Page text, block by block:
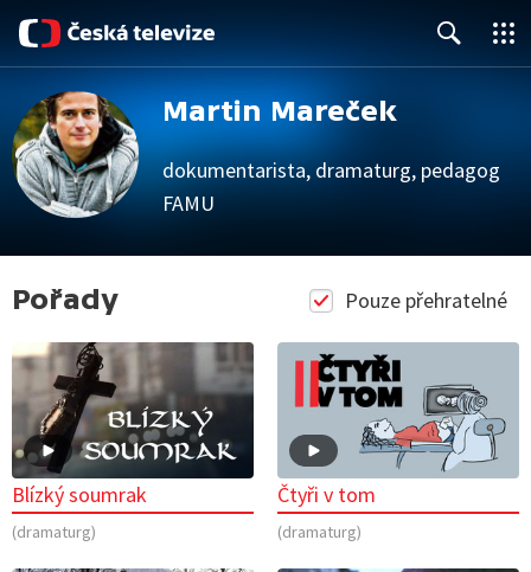
Martin Mareček
dokumentarista, dramaturg, pedagog
FAMU
Pouze přehratelné
Pořady
Blízký soumrak
(dramaturg)
Čtyři v tom
(dramaturg)